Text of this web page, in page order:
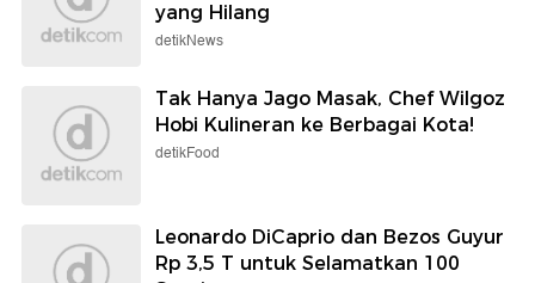
yang Hilang
detikNews
Tak Hanya Jago Masak, Chef Wilgoz
Hobi Kulineran ke Berbagai Kota!
detikFood
Leonardo DiCaprio dan Bezos Guyur
Rp 3,5 T untuk Selamatkan 100